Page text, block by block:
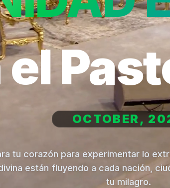
OCTOBER,
tu corazón para experimentar lo
están fluyendo a cada nación,
tu milagro.